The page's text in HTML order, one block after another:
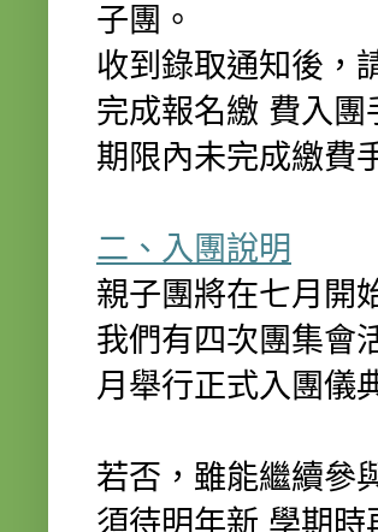
子團。
收到錄取通知後，
完成報名繳 費入團
期限內未完成繳費
二、入團說明
親子團將在七月開
我們有四次團集會
月舉行正式入團儀
若否，雖能繼續參
須待明年新 學期